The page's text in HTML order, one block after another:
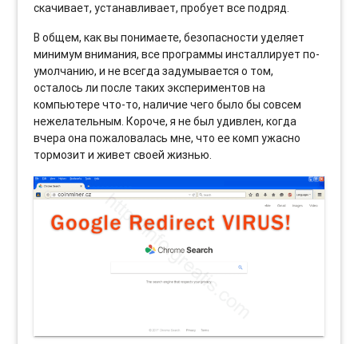
скачивает, устанавливает, пробует все подряд.
В общем, как вы понимаете, безопасности уделяет
минимум внимания, все программы инсталлирует по-
умолчанию, и не всегда задумывается о том,
осталось ли после таких экспериментов на
компьютере что-то, наличие чего было бы совсем
нежелательным. Короче, я не был удивлен, когда
вчера она пожаловалась мне, что ее комп ужасно
тормозит и живет своей жизнью.